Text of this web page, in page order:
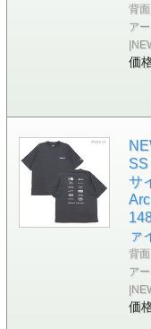
背
ア
価
SS
サ
ァ
背
ア
価